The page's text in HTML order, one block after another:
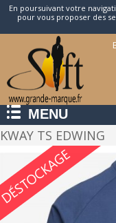
En poursuivant votre
pour vous proposer des
MENU
KWAY TS EDWING